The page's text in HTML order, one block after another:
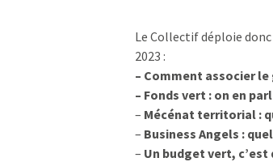
Le Collectif déploie donc
2023 :
– Comment associer
– Fonds vert : on en
– Mécénat territorial :
– Business Angels :
– Un budget vert, c’est